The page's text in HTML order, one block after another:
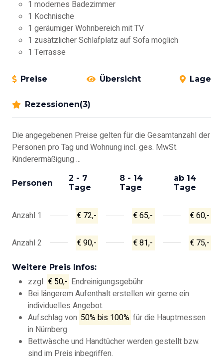
1 modernes Badezimmer
1 Kochnische
1 geräumiger Wohnbereich mit TV
1 zusätzlicher Schlafplatz auf Sofa möglich
1 Terrasse
Preise Übersicht Lage
Rezessionen(3)
Die angegebenen Preise gelten für die Gesamtanzahl der
Personen pro Tag und Wohnung incl. ges. MwSt.
Kinderermäßigung ...
Personen
2 - 7
Tage
8 - 14
Tage
ab 14
Tage
Anzahl 1 € 72,- € 65,- € 60,-
Anzahl 2 € 90,- € 81,- € 75,-
Weitere Preis Infos:
zzgl. € 50,- Endreinigungsgebühr
Bei längerem Aufenthalt erstellen wir gerne ein
individuelles Angebot.
Aufschlag von 50% bis 100% für die Hauptmessen
in Nürnberg
Bettwäsche und Handtücher werden gestellt bzw.
sind im Preis inbegriffen.